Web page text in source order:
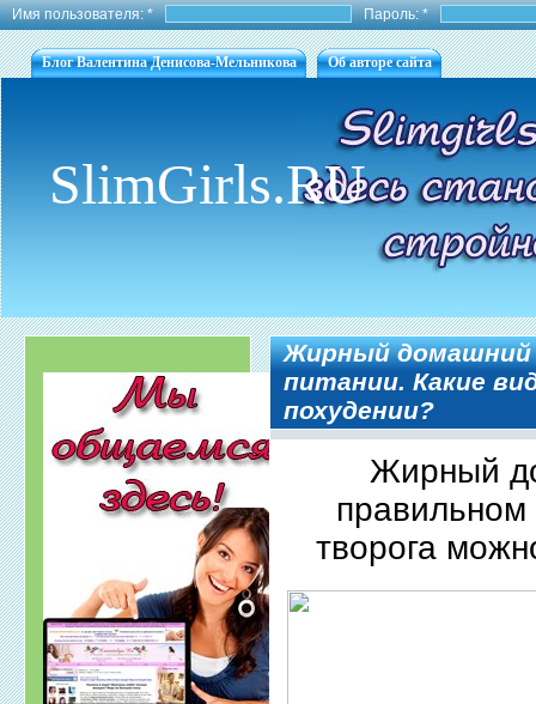
Имя пользователя:* Пароль:*
Блог Валентина Денисова-Мельникова Об авторе сайта
SlimGirls.RU
Жирный домашний
питании. Какие
похудении?
Жирный
творога